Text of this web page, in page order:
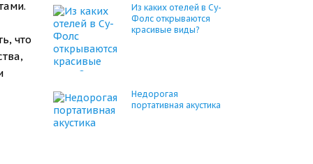
что
Из каких отелей в Су-
Фолс открываются
красивые виды?
Недорогая
портативная акустика